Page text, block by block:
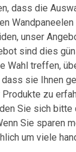
dass die
unser
sind dies
Wahl treffen,
sie Ihnen
zu
Sie sich
Sie sparen
um viele